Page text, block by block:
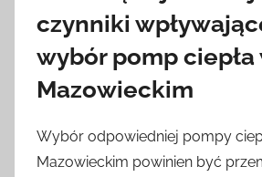
czynniki
wybór pomp ciepła
Mazowieckim
Wybór odpowiedniej pompy
Mazowieckim powinien być